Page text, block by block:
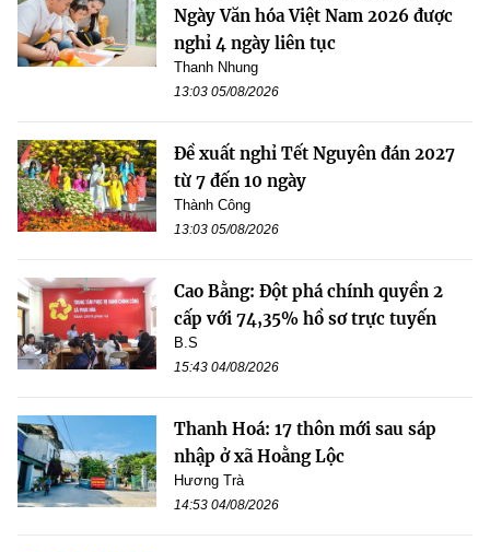
Ngày Văn hóa Việt Nam 2026 được
nghỉ 4 ngày liên tục
Thanh Nhung
13:03 05/08/2026
Đề xuất nghỉ Tết Nguyên đán 2027
từ 7 đến 10 ngày
Thành Công
13:03 05/08/2026
Cao Bằng: Đột phá chính quyền 2
cấp với 74,35% hồ sơ trực tuyến
B.S
15:43 04/08/2026
Thanh Hoá: 17 thôn mới sau sáp
nhập ở xã Hoằng Lộc
Hương Trà
14:53 04/08/2026